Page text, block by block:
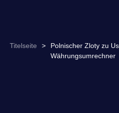
Titelseite >
Polnischer Zloty zu
Währungsumrechner